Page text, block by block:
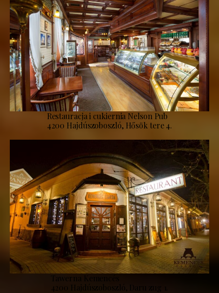
Restauracja i cukiernia Nelson Pub
4200 Hajdúszoboszló, Hősök tere 4.
Tawerna Kemencés
4200 Hajdúszoboszló, Daru zug 1.